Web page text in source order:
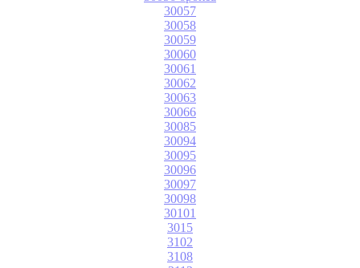
30057
30058
30059
30060
30061
30062
30063
30066
30085
30094
30095
30096
30097
30098
30101
3015
3102
3108